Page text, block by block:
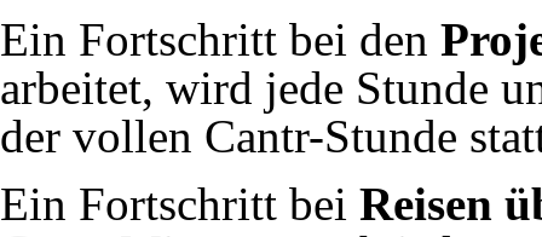
Ein Fortschritt bei den
arbeitet, wird jede Stunde
der vollen Cantr-Stunde
Ein Fortschritt bei Reisen